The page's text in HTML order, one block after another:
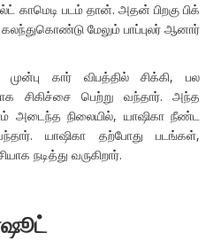
காமெடி படம் தான். அதன் பிறகு பிக்
கலந்துகொண்டு மேலும் பாப்புலர் ஆனார்
முன்பு கார் விபத்தில் சிக்கி, பல
சிகிச்சை பெற்று வந்தார். அந்த
அடைந்த நிலையில், யாஷிகா நீண்ட
யாஷிகா தற்போது படங்கள்,
நடித்து வருகிறார்.